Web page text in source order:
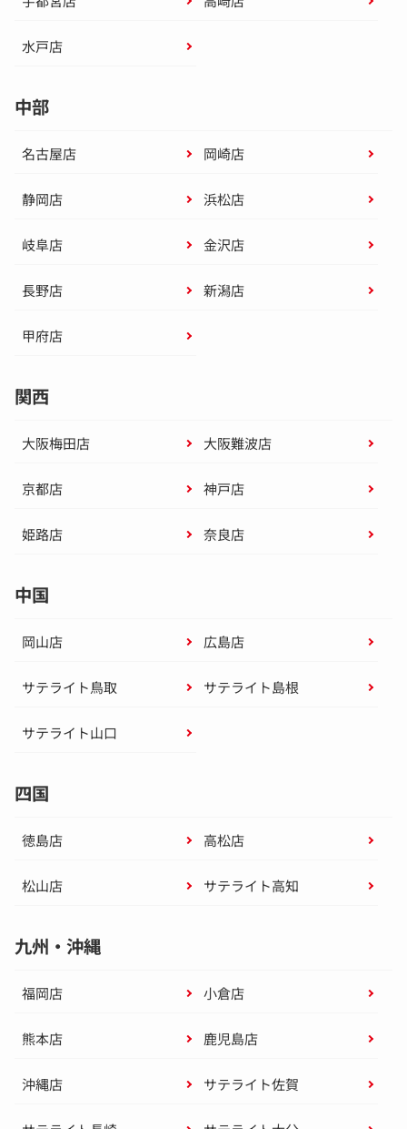
水戸店
中部
名古屋店 岡崎店
静岡店 浜松店
岐阜店 金沢店
長野店 新潟店
甲府店
関西
大阪梅田店 大阪難波店
京都店 神戸店
姫路店 奈良店
中国
岡山店 広島店
サテライト鳥取 サテライト島根
サテライト山口
四国
徳島店 高松店
松山店 サテライト高知
九州・沖縄
福岡店 小倉店
熊本店 鹿児島店
沖縄店 サテライト佐賀